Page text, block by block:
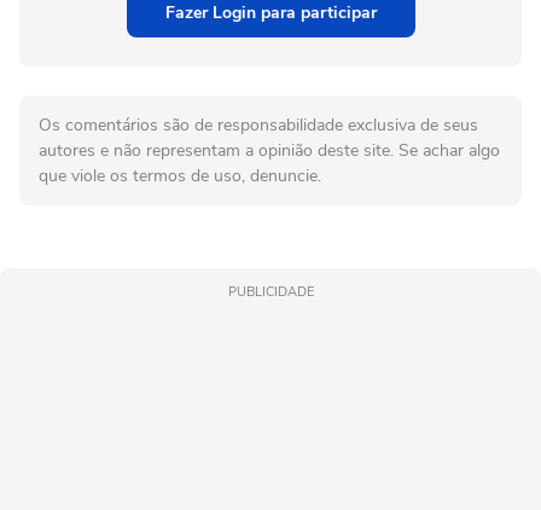
Fazer Login para participar
Os comentários são de responsabilidade exclusiva de seus
autores e não representam a opinião deste site. Se achar algo
que viole os termos de uso, denuncie.
PUBLICIDADE